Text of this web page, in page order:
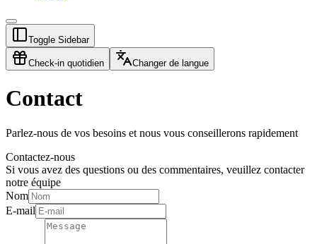
Toggle Sidebar
Check-in quotidien Changer de langue
Contact
Parlez-nous de vos besoins et nous vous conseillerons rapidement
Contactez-nous
Si vous avez des questions ou des commentaires, veuillez contacter
notre équipe
Nom
E-mail